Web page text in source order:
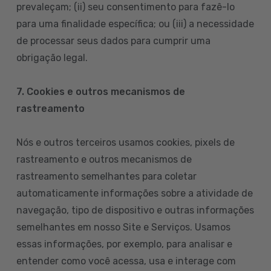
prevaleçam; (ii) seu consentimento para fazê-lo
para uma finalidade específica; ou (iii) a necessidade
de processar seus dados para cumprir uma
obrigação legal.
7. Cookies e outros mecanismos de
rastreamento
Nós e outros terceiros usamos cookies, pixels de
rastreamento e outros mecanismos de
rastreamento semelhantes para coletar
automaticamente informações sobre a atividade de
navegação, tipo de dispositivo e outras informações
semelhantes em nosso Site e Serviços. Usamos
essas informações, por exemplo, para analisar e
entender como você acessa, usa e interage com